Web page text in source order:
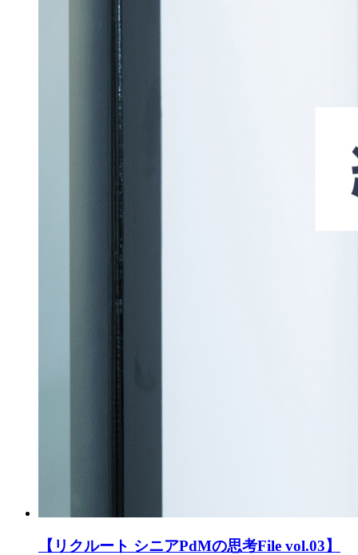
【リクルート シニアPdMの思考File vol.03】